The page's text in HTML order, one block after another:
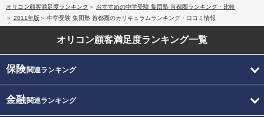
オリコン顧客満足度ランキング
おすすめの中学受験 集団塾 首都圏ランキング・比較
2011年版
中学受験 集団塾 首都圏のカリキュラムランキング・口コミ情報
オリコン顧客満足度ランキング一覧
保険関連ランキング
金融関連ランキング